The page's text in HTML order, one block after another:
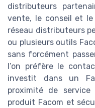
distributeurs
vente, le conseil et le
réseau distributeurs
ou plusieurs outils
sans forcément
l’on préfère le
investit dans un
proximité de
produit Facom et